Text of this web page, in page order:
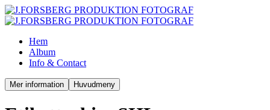
Hem
Album
Info & Contact
Mer information Huvudmeny